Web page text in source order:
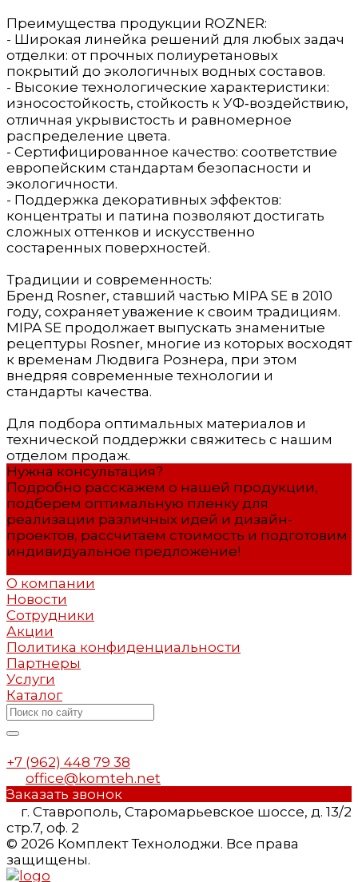
Преимущества продукции ROZNER:
- Широкая линейка решений для любых задач
отделки: от прочных полиуретановых
покрытий до экологичных водных составов.
- Высокие технологические характеристики:
износостойкость, стойкость к УФ‑воздействию,
отличная укрывистость и равномерное
распределение цвета.
- Сертифицированное качество: соответствие
европейским стандартам безопасности и
экологичности.
- Поддержка декоративных эффектов:
концентраты и патина позволяют достигать
сложных оттенков и искусственно
состаренных поверхностей.
Традиции и современность:
Бренд Rosner, ставший частью MIPA SE в 2010
году, сохраняет уважение к своим традициям.
MIPA SE продолжает выпускать знаменитые
рецептуры Rosner, многие из которых восходят
к временам Людвига Рознера, при этом
внедряя современные технологии и
стандарты качества.
Для подбора оптимальных материалов и
технической поддержки свяжитесь с нашим
отделом продаж.
Нужна консультация?
Подробно расскажем о нашей продукции,
подберем оптимальную пленку для
реализации различных идей и дизайн-
проектов, рассчитаем стоимость и подготовим
индивидуальное предложение!
О компании
Новости
Сотрудники
Акции
Политика конфиденциальности
Партнеры
Услуги
Каталог
+7 (962) 448 79 38
office@komteh.net
Заказать звонок
г. Ставрополь, Старомарьевское шоссе, д. 13/2
стр.7, оф. 2
© 2026 Комплект Технолоджи. Все права
защищены.